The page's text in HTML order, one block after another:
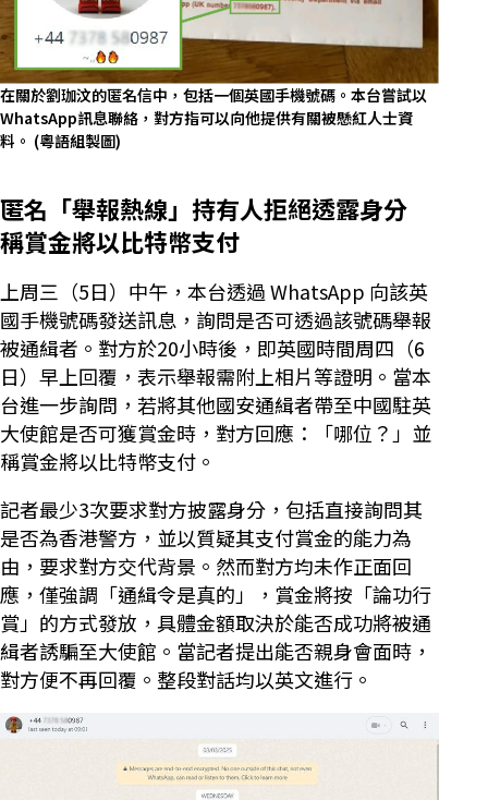
在關於劉珈汶的匿名信中，包括一個英國手機號碼。本台嘗試以
WhatsApp訊息聯絡，對方指可以向他提供有關被懸紅人士資
料。 (粵語組製圖)
匿名「舉報熱線」持有人拒絕透露身分
稱賞金將以比特幣支付
上周三（5日）中午，本台透過 WhatsApp 向該英
國手機號碼發送訊息，詢問是否可透過該號碼舉報
被通緝者。對方於20小時後，即英國時間周四（6
日）早上回覆，表示舉報需附上相片等證明。當本
台進一步詢問，若將其他國安通緝者帶至中國駐英
大使館是否可獲賞金時，對方回應：「哪位？」並
稱賞金將以比特幣支付。
記者最少3次要求對方披露身分，包括直接詢問其
是否為香港警方，並以質疑其支付賞金的能力為
由，要求對方交代背景。然而對方均未作正面回
應，僅強調「通緝令是真的」，賞金將按「論功行
賞」的方式發放，具體金額取決於能否成功將被通
緝者誘騙至大使館。當記者提出能否親身會面時，
對方便不再回覆。整段對話均以英文進行。